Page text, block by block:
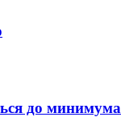
до минимума